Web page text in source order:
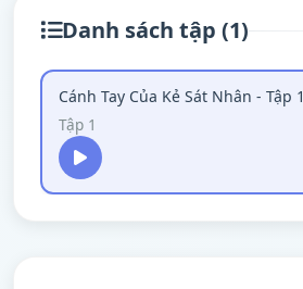
Danh sách tập (1)
Cánh Tay Của Kẻ Sát Nhân - Tập 1
Tập 1